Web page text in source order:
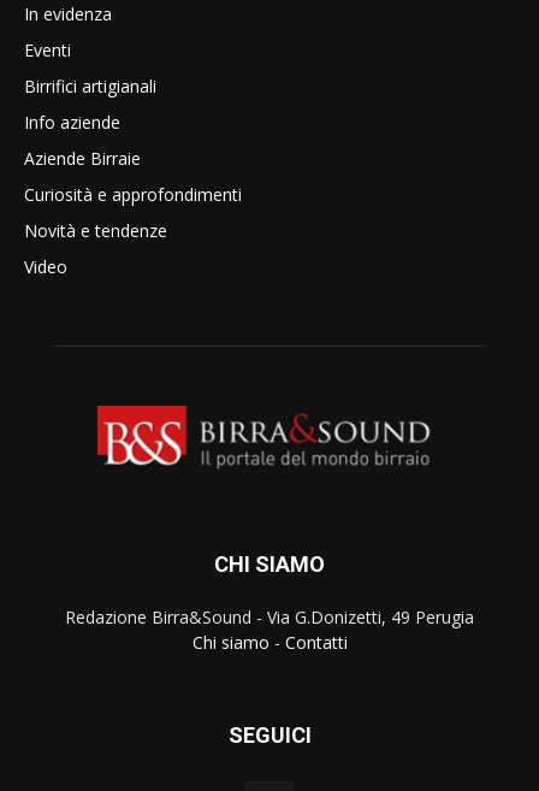
In evidenza
Eventi
Birrifici artigianali
Info aziende
Aziende Birraie
Curiosità e approfondimenti
Novità e tendenze
Video
CHI SIAMO
Redazione Birra&Sound - Via G.Donizetti, 49 Perugia
Chi siamo - Contatti
SEGUICI